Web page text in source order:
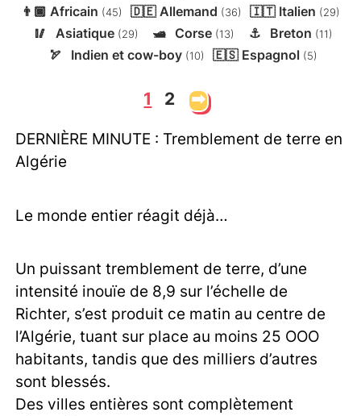
👨🏿 Africain (45) 🇩🇪 Allemand (36) 🇮🇹 Italien (29)
🥢 Asiatique (29) 🛥️ Corse (13) ⚓ Breton (11)
🏹 Indien et cow-boy (10) 🇪🇸 Espagnol (5)
1 2 ➡
DERNIÈRE MINUTE : Tremblement de terre en
Algérie
Le monde entier réagit déjà…
Un puissant tremblement de terre, d’une
intensité inouïe de 8,9 sur l’échelle de
Richter, s’est produit ce matin au centre de
l’Algérie, tuant sur place au moins 25 OOO
habitants, tandis que des milliers d’autres
sont blessés.
Des villes entières sont complètement